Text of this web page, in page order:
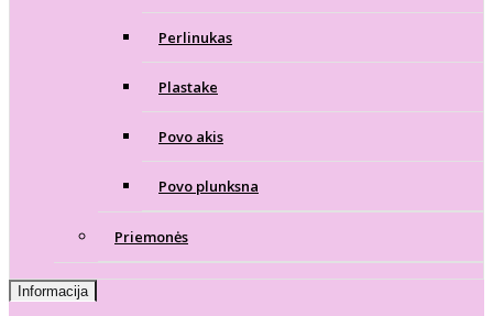
Perlinukas
Plastake
Povo akis
Povo plunksna
Priemonės
Informacija